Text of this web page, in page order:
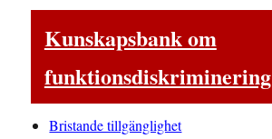
Kunskapsbank om
funktionsdiskriminering
Bristande tillgänglighet